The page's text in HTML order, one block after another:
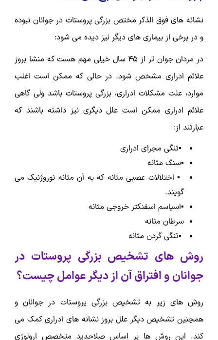
نشانه های فوق الذکر مختص بزرگی پروستات در جوانان نبوده
و در برخی از بیماری های دیگر نیز دیده می شود:
در مردان جوان تر از ۴۵ سال خیلی مهم هست که منشا بروز
علائم ادراری مشخص شود. در حالی که ممکن است اغلب
موارد، علت مشکلات ادراری، بزرگی پروستات باشد ولی گاهی
علائم ادراری ممکن است علل دیگری نیز داشته باشند که
عبارتند از:
▪️تنگی مجرای ادراری
▪️سنگ مثانه
▪️ اختلالات عصبی مثانه که به آن مثانه نوروژنیک می
گویند.
▪️اسپاسم اسفنکتر خروجی مثانه
سرطان مثانه
▪️تنگی گردن مثانه
روش های تشخیص بزرگی پروستات در
جوانان و افتراق آن از دیگر عوامل چیست؟
روش های زیر به تشخیص بزرگی پروستات در جوانان و
همچنین تشخیص دیگر علل بروز نشانه های ادراری کمک می
کند. این روش ها بر اساس صلاحدید متخصص ارولوژی